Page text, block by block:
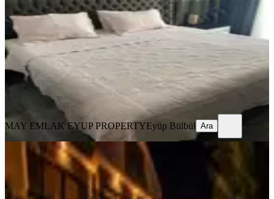
Serik, Kadriye Mahallesi
4+1·300 m² 06.07.2026
12.000 ₺
MAY EMLAK EYUP PROPERTY Eyüp Bülbül
MAY EMLAK EYUP PROPERTYEyüp Bülbül Ara
MANZARALI
Kiralık Lüks 4+1 Özel Havuzlu Villa -
L U N A-
Serik, Kadriye Mahallesi